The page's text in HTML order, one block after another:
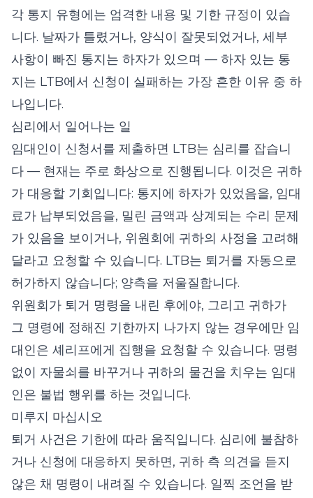
각 통지 유형에는 엄격한 내용 및 기한 규정이 있습
니다. 날짜가 틀렸거나, 양식이 잘못되었거나, 세부
사항이 빠진 통지는 하자가 있으며 — 하자 있는 통
지는 LTB에서 신청이 실패하는 가장 흔한 이유 중 하
나입니다.
심리에서 일어나는 일
임대인이 신청서를 제출하면 LTB는 심리를 잡습니
다 — 현재는 주로 화상으로 진행됩니다. 이것은 귀하
가 대응할 기회입니다: 통지에 하자가 있었음을, 임대
료가 납부되었음을, 밀린 금액과 상계되는 수리 문제
가 있음을 보이거나, 위원회에 귀하의 사정을 고려해
달라고 요청할 수 있습니다. LTB는 퇴거를 자동으로
허가하지 않습니다; 양측을 저울질합니다.
위원회가 퇴거 명령을 내린 후에야, 그리고 귀하가
그 명령에 정해진 기한까지 나가지 않는 경우에만 임
대인은 셰리프에게 집행을 요청할 수 있습니다. 명령
없이 자물쇠를 바꾸거나 귀하의 물건을 치우는 임대
인은 불법 행위를 하는 것입니다.
미루지 마십시오
퇴거 사건은 기한에 따라 움직입니다. 심리에 불참하
거나 신청에 대응하지 못하면, 귀하 측 의견을 듣지
않은 채 명령이 내려질 수 있습니다. 일찍 조언을 받